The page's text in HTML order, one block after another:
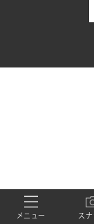
メニュー ス